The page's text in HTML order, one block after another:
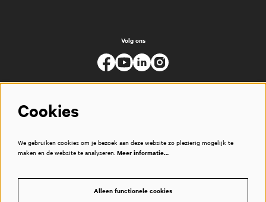
Volg ons
Cookies
We gebruiken cookies om je bezoek aan deze website zo plezierig mogelijk te
maken en de website te analyseren. Meer informatie…
Alleen functionele cookies